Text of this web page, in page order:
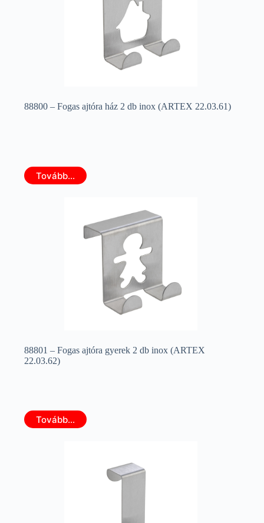
88800 – Fogas ajtóra ház 2 db inox (ARTEX 22.03.61)
Tovább...
88801 – Fogas ajtóra gyerek 2 db inox (ARTEX
22.03.62)
Tovább...